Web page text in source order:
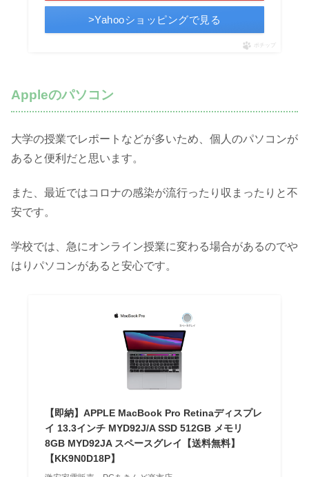
>Yahooショッピングで見る
ポチップ
Appleのパソコン
大学の授業でレポートなどが多いため、個人のパソコンが
あると便利だと思います。
また、最近ではコロナの感染が流行ったり収まったりと不
安です。
学校では、急にオンライン授業に変わる場合があるのでや
はりパソコンがあると安心です。
【即納】APPLE MacBook Pro Retinaディスプレ
イ 13.3インチ MYD92J/A SSD 512GB メモリ
8GB MYD92JA スペースグレイ【送料無料】
【KK9N0D18P】